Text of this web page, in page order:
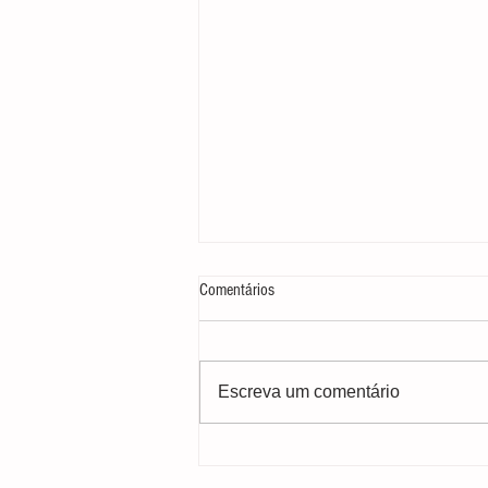
Comentários
Escreva um comentário